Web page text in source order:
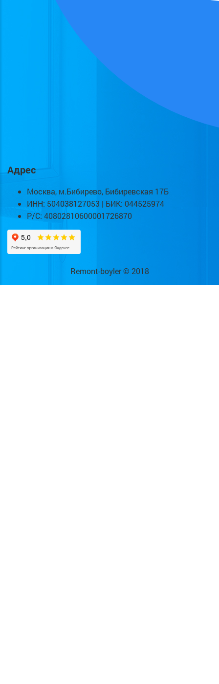
Адрес
Москва, м.Бибирево, Бибиревская 17Б
ИНН: 504038127053 | БИК: 044525974
Р/С: 40802810600001726870
Remont-boyler © 2018